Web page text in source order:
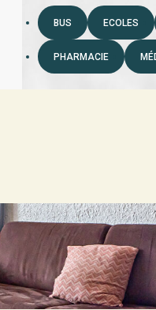
BUS ECOLES
PHARMACIE